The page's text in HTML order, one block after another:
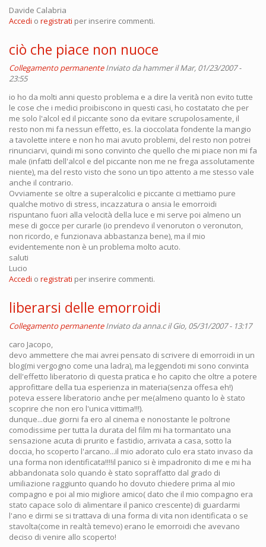
Davide Calabria
Accedi o registrati per inserire commenti.
ciò che piace non nuoce
Collegamento permanente Inviato dahammeril Mar, 01/23/2007 -
23:55
io ho da molti anni questo problema e a dire la verità non evito tutte
le cose che i medici proibiscono in questi casi, ho costatato che per
me solo l'alcol ed il piccante sono da evitare scrupolosamente, il
resto non mi fa nessun effetto, es. la cioccolata fondente la mangio
a tavolette intere e non ho mai avuto problemi, del resto non potrei
rinunciarvi, quindi mi sono convinto che quello che mi piace non mi fa
male (infatti dell'alcol e del piccante non me ne frega assolutamente
niente), ma del resto visto che sono un tipo attento a me stesso vale
anche il contrario.
Ovviamente se oltre a superalcolici e piccante ci mettiamo pure
qualche motivo di stress, incazzatura o ansia le emorroidi
rispuntano fuori alla velocità della luce e mi serve poi almeno un
mese di gocce per curarle (io prendevo il venoruton o veronuton,
non ricordo, e funzionava abbastanza bene), ma il mio
evidentemente non è un problema molto acuto.
saluti
Lucio
Accedi o registrati per inserire commenti.
liberarsi delle emorroidi
Collegamento permanente Inviato daanna.cil Gio, 05/31/2007 - 13:17
caro Jacopo,
devo ammettere che mai avrei pensato di scrivere di emorroidi in un
blog(mi vergogno come una ladra), ma leggendoti mi sono convinta
dell'effetto liberatorio di questa pratica e ho capito che oltre a potere
approfittare della tua esperienza in materia(senza offesa eh!)
poteva essere liberatorio anche per me(almeno quanto lo è stato
scoprire che non ero l'unica vittima!!!).
dunque...due giorni fa ero al cinema e nonostante le poltrone
comodissime per tutta la durata del film mi ha tormantato una
sensazione acuta di prurito e fastidio, arrivata a casa, sotto la
doccia, ho scoperto l'arcano...il mio adorato culo era stato invaso da
una forma non identificata!!!!il panico si è impadronito di me e mi ha
abbandonata solo quando è stato sopraffatto dal grado di
umiliazione raggiunto quando ho dovuto chiedere prima al mio
compagno e poi al mio migliore amico( dato che il mio compagno era
stato capace solo di alimentare il panico crescente) di guardarmi
l'ano e dirmi se si trattava di una forma di vita non identificata o se
stavolta(come in realtà temevo) erano le emorroidi che avevano
deciso di venire allo scoperto!